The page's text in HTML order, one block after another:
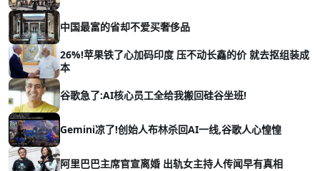
中国最富的省却不爱买奢侈品
26%!苹果铁了心加码印度 压不动长鑫的价 就去抠组装成
本
谷歌急了:AI核心员工全给我搬回硅谷坐班!
Gemini凉了!创始人布林杀回AI一线,谷歌人心惶惶
阿里巴巴主席官宣离婚 出轨女主持人传闻早有真相